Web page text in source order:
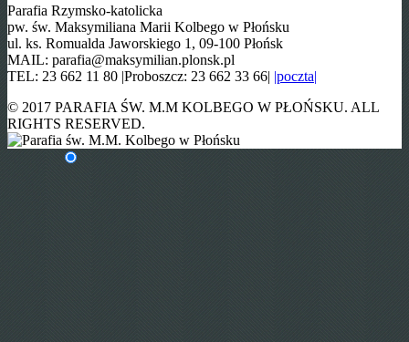
Parafia Rzymsko-katolicka
pw. św. Maksymiliana Marii Kolbego w Płońsku
ul. ks. Romualda Jaworskiego 1, 09-100 Płońsk
MAIL: parafia@maksymilian.plonsk.pl
TEL: 23 662 11 80 |Proboszcz: 23 662 33 66| |poczta|
© 2017 PARAFIA ŚW. M.M KOLBEGO W PŁOŃSKU. ALL
RIGHTS RESERVED.